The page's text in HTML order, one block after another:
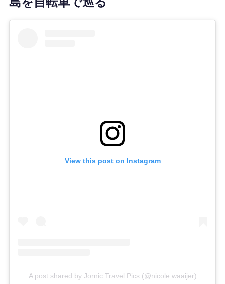
View this post on Instagram
A post shared by Jornic Travel Pics (@nicole.waaijer)